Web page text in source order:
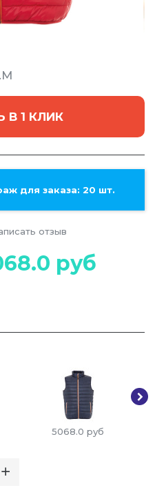
В 1 КЛИК
для заказа: 20 шт.
отзыв
руб
5068.0 руб